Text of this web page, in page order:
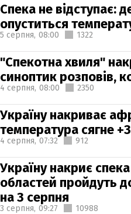
Спека не відступає:
опуститься
5 серпня, 08:00 1322
"Спекотна хвиля"
синоптик розповів,
4 серпня, 08:00 2350
Україну накриває
температура сягне
4 серпня, 07:32 912
Україну накриє
областей пройдуть
на 3 серпня
3 серпня, 09:27 10988